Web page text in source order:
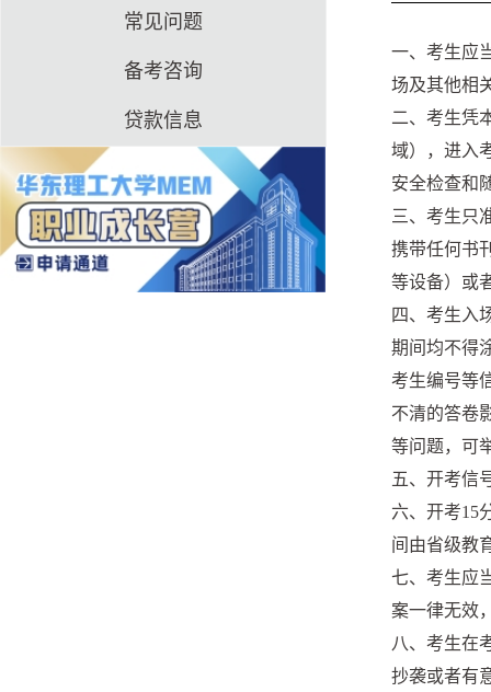
常见问题
备考咨询
贷款信息
一、考生应
场及其他相
二、考生凭
域），进入
安全检查和
三、考生只
携带任何书
等设备）或
四、考生入
期间均不得
考生编号等
不清的答卷
等问题，可
五、开考信
六、开考15
间由省级教
七、考生应
案一律无效
八、考生在
抄袭或者有